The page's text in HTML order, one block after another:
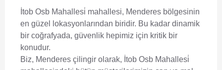
İtob Osb Mahallesi̇ mahallesi, Menderes bölgesinin
en güzel lokasyonlarından biridir. Bu kadar dinamik
bir coğrafyada, güvenlik hepimiz için kritik bir
konudur.
Biz, Menderes çilingir olarak, İtob Osb Mahallesi̇